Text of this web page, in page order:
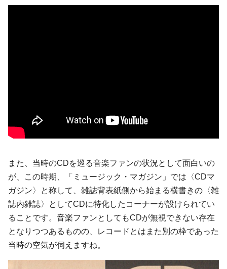
また、当時のCDを巡る音楽ファンの状況として面白いの
が、この時期、「ミュージック・マガジン」では〈CDマ
ガジン〉と称して、雑誌背表紙側から始まる横書きの〈雑
誌内雑誌〉としてCDに特化したコーナーが設けられてい
ることです。音楽ファンとしてもCDが無視できない存在
となりつつあるものの、レコードとはまた別の枠であった
当時の空気が伺えますね。